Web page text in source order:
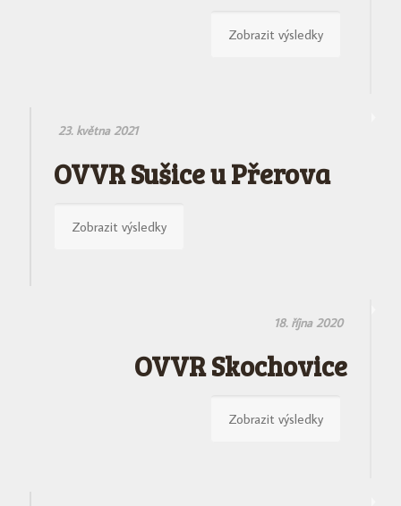
Zobrazit výsledky
23. května 2021
OVVR Sušice u Přerova
Zobrazit výsledky
18. října 2020
OVVR Skochovice
Zobrazit výsledky